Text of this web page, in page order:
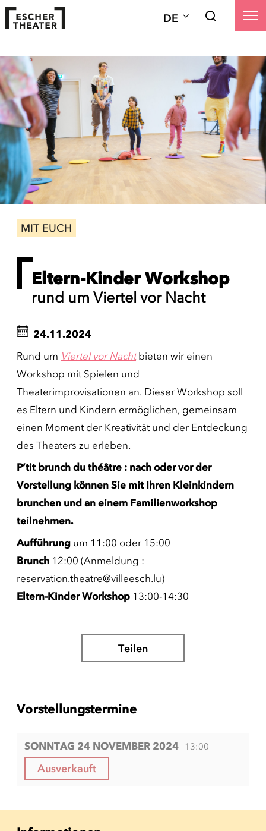
DE
MIT EUCH
Eltern-Kinder Workshop
rund um Viertel vor Nacht
24.11.2024
Rund um Viertel vor Nachtbieten wir einen
Workshop mit Spielen und
Theaterimprovisationen an. Dieser Workshop soll
es Eltern und Kindern ermöglichen, gemeinsam
einen Moment der Kreativität und der Entdeckung
des Theaters zu erleben.
P’tit brunch du théâtre : nach oder vor der
Vorstellung können Sie mit Ihren Kleinkindern
brunchen und an einem Familienworkshop
teilnehmen.
Aufführung um 11:00 oder 15:00
Brunch 12:00 (Anmeldung :
reservation.theatre@villeesch.lu)
Eltern-Kinder Workshop 13:00-14:30
Teilen
Vorstellungstermine
SONNTAG 24 NOVEMBER 2024 13:00
Ausverkauft